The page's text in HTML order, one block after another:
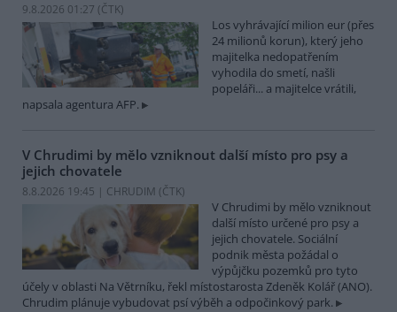
9.8.2026 01:27 (ČTK)
Los vyhrávající milion eur (přes
24 milionů korun), který jeho
majitelka nedopatřením
vyhodila do smetí, našli
popeláři... a majitelce vrátili,
napsala agentura AFP.
V Chrudimi by mělo vzniknout další místo pro psy a
jejich chovatele
8.8.2026 19:45 | CHRUDIM (ČTK)
V Chrudimi by mělo vzniknout
další místo určené pro psy a
jejich chovatele. Sociální
podnik města požádal o
výpůjčku pozemků pro tyto
účely v oblasti Na Větrníku, řekl místostarosta Zdeněk Kolář (ANO).
Chrudim plánuje vybudovat psí výběh a odpočinkový park.